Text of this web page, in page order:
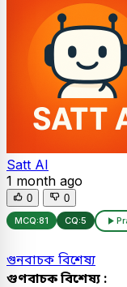
Satt AI
1 month ago
0 0
MCQ:81 CQ:5
গুনবাচক বিশেষ্য
গুণবাচক বিশেষ্য :